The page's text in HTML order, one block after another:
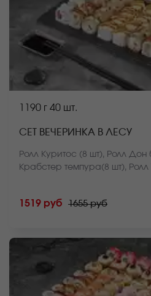
1190 г 40 шт.
СЕТ ВЕЧЕРИНКА В ЛЕСУ
Ролл Куритос (8 шт), Ролл Дон
Крабстер темпура(8 шт),
*Внешний вид блюда может
сайте.
1519 руб 1655 руб